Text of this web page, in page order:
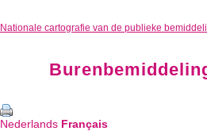
Nationale cartografie van de publieke
Nederlands Français